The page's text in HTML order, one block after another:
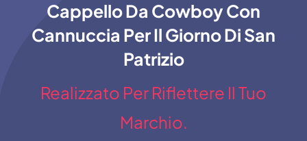
Catalogare
Risorse
Cappello Da Cowboy Con
Cannuccia Per Il Giorno Di San
Patrizio
Realizzato Per Riflettere Il Tuo
Marchio.